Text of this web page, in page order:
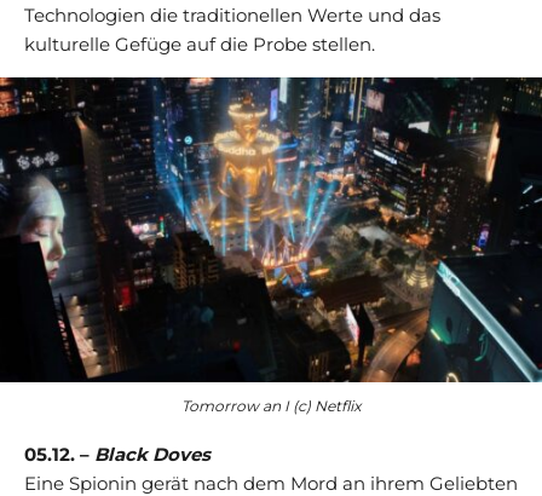
Technologien die traditionellen Werte und das
kulturelle Gefüge auf die Probe stellen.
Tomorrow an I (c) Netflix
05.12. – Black Doves
Eine Spionin gerät nach dem Mord an ihrem Geliebten